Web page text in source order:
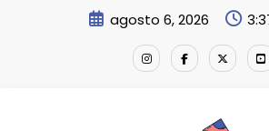
agosto 6, 2026